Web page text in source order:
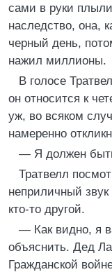
сами в руки
наследство, она,
черный день,
нажил миллионы.
В голосе
он относится к
уж, во всяком
намеренно
— Я должен
Тратвелл
неприличный
кто-то другой.
— Как видно, я
объяснить. Дед
Гражданской